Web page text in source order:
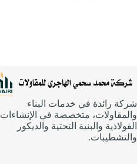
شركة رائدة في خدمات البناء
والمقاولات، متخصصة في الإنشاءات
الفولاذية والبنية التحتية والديكور
والتشطيبات.